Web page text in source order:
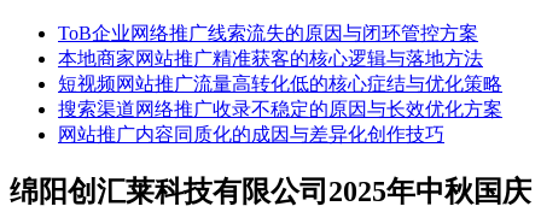
ToB企业网络推广线索流失的原因与闭环管控方案
本地商家网站推广精准获客的核心逻辑与落地方法
短视频网站推广流量高转化低的核心症结与优化策略
搜索渠道网络推广收录不稳定的原因与长效优化方案
网站推广内容同质化的成因与差异化创作技巧
绵阳创汇莱科技有限公司2025年中秋国庆